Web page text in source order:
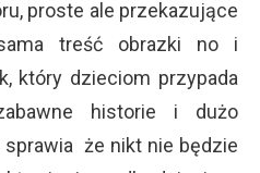
proste ale przekazujące
treść obrazki no i
który dzieciom przypada
historie i dużo
że nikt nie będzie